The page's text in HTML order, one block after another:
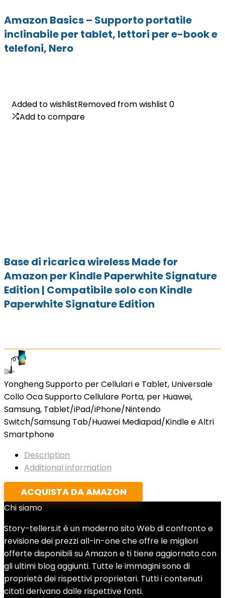
Amazon Basics – Supporto portatile
inclinabile per tablet, lettori per e-book e
telefoni, Nero
Added to wishlistRemoved from wishlist 0
Add to compare
Base di ricarica wireless Made for
Amazon per Kindle Paperwhite Signature
Edition | Compatibile solo con Kindle
Paperwhite Signature Edition
Added to wishlistRemoved from wishlist 0
Add to compare
Yongheng Supporto per Cellulari e Tablet, Universale
Collo Oca Supporto Cellulare Porta, per Huawei,
Samsung, Tablet/iPad/iPhone/Nintendo
Switch/Samsung Tab/Huawei Mediapad/Kindle e Altri
Smartphone
Description
Additional information
ACQUISTA DA AMAZON
Chi siamo
Story-tellers.it è un moderno sito Web di confronto e
revisione dei prezzi all-in-one che offre le migliori
offerte disponibili su Amazon e ti tiene aggiornato con
gli ultimi blog aggiunti. Tutte le immagini sono di
proprietà dei rispettivi proprietari. Tutti i contenuti
citati derivano dalle rispettive fonti.